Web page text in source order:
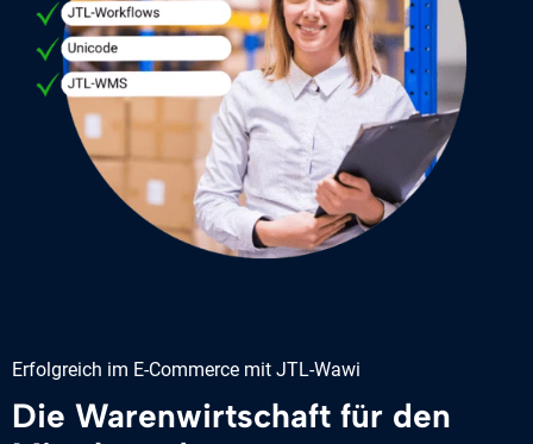
Erfolgreich im E-Commerce mit JTL-Wawi
Die Warenwirtschaft für den